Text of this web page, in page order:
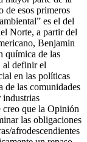
de esos primeros
es el del
Norte, a partir del
Benjamin
química de las
al definir el
en las políticas
de las comunidades
industrias
creo que la Opinión
las obligaciones
afrodescendientes